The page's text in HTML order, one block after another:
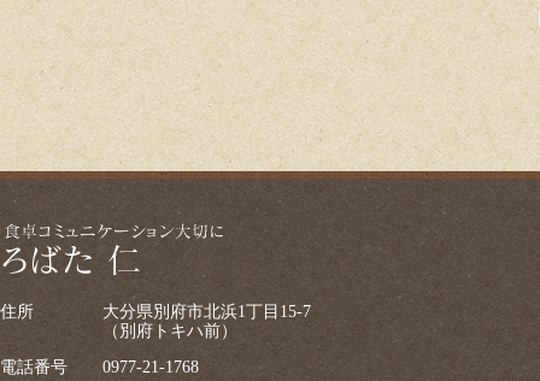
住所
大分県別府市北浜1丁目15-7
（別府トキハ前）
電話番号
0977-21-1768